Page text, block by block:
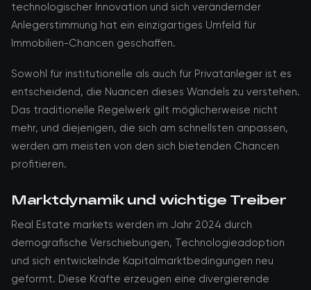
technologischer Innovation und sich verändernder
Anlegerstimmung hat ein einzigartiges Umfeld für
Immobilien-Chancen geschaffen.
Sowohl für institutionelle als auch für Privatanleger ist es
entscheidend, die Nuancen dieses Wandels zu verstehen.
Das traditionelle Regelwerk gilt möglicherweise nicht
mehr, und diejenigen, die sich am schnellsten anpassen,
werden am meisten von den sich bietenden Chancen
profitieren.
Marktdynamik und wichtige Treiber
Real Estate markets werden im Jahr 2024 durch
demografische Verschiebungen, Technologieadoption
und sich entwickelnde Kapitalmarktbedingungen neu
geformt. Diese Kräfte erzeugen eine divergierende